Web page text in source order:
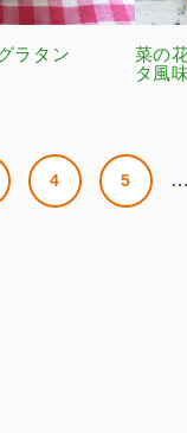
ラタン
菜の
タ風
4 5 …